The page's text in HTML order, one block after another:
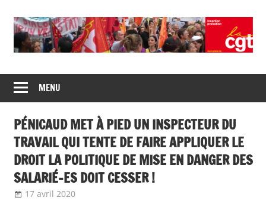
CGT
insertion
probation
de
syndicats
CGT
insertion
probation
MENU
PÉNICAUD MET À PIED UN INSPECTEUR DU
TRAVAIL QUI TENTE DE FAIRE APPLIQUER LE
DROIT LA POLITIQUE DE MISE EN DANGER DES
SALARIÉ-ES DOIT CESSER !
17 avril 2020